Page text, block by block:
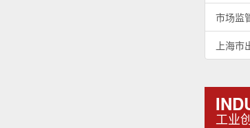
市场监
上海
工业